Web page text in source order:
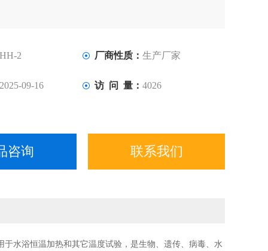
HH-2 厂商性质： 生产厂家
2025-09-16 访 问 量： 4026
咨询 联系我们
水浴恒温加热和其它温度试验，是生物、遗传、病毒、水